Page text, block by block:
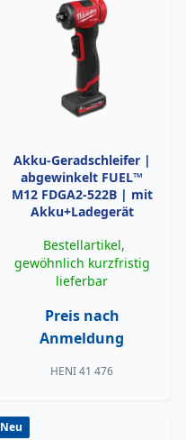
Akku-Geradschleifer |
abgewinkelt FUEL™
M12 FDGA2-522B | mit
Akku+Ladegerät
Bestellartikel,
gewöhnlich kurzfristig
lieferbar
Preis nach
Anmeldung
HENI 41 476
Neu